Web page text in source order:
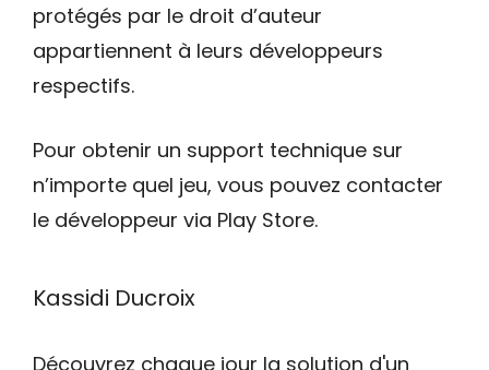
protégés par le droit d’auteur
appartiennent à leurs développeurs
respectifs.
Pour obtenir un support technique sur
n’importe quel jeu, vous pouvez contacter
le développeur via Play Store.
Kassidi Ducroix
Découvrez chaque jour la solution d'un